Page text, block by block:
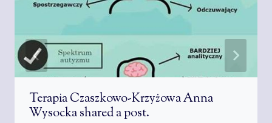
Terapia Czaszkowo-Krzyżowa Anna
Wysocka shared a post.